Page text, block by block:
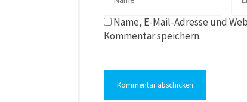
Name, E-Mail-Adresse und
Kommentar speichern.